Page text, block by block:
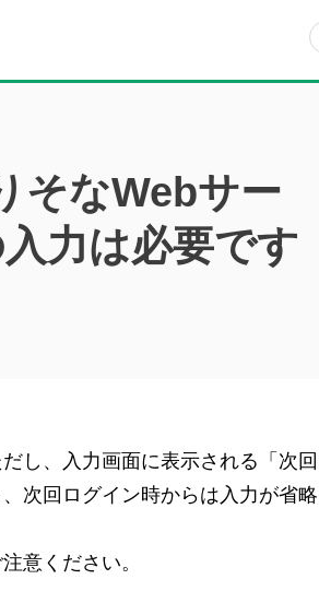
そなWebサー
力は必要です
し、入力画面に表示される「次回
次回ログイン時からは入力が省略
意ください。